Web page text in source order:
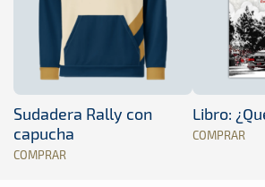
Sudadera Rally con
capucha
COMPRAR
Libro:
COMPRAR